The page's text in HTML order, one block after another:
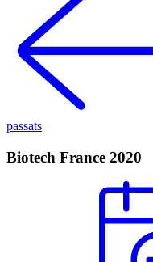
passats
Biotech France 2020